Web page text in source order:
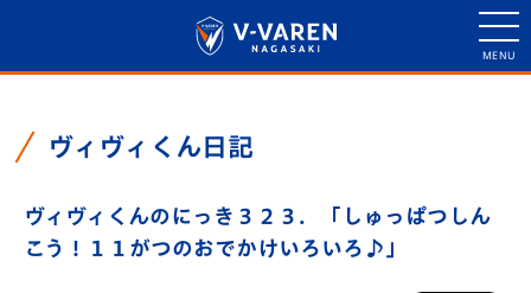
ヴィヴィくん日記
ヴィヴィくんのにっき３２３．「しゅっぱつしん
こう！１１がつのおでかけいろいろ♪」